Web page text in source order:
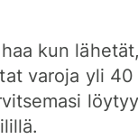
kun
varoja yli 40